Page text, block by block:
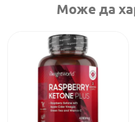
Може да